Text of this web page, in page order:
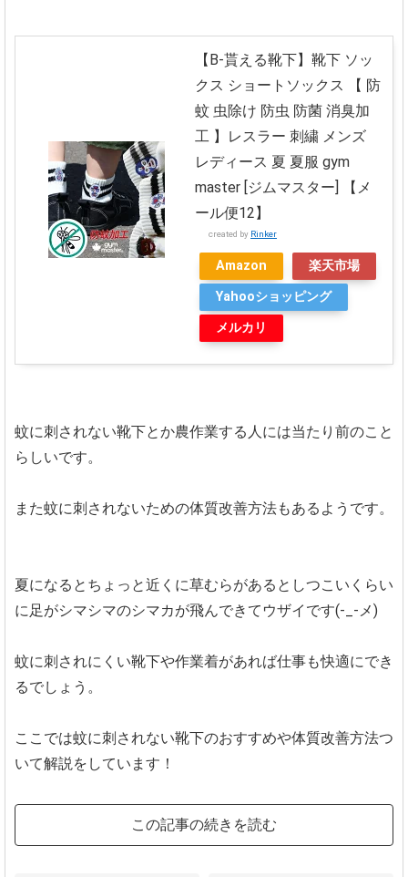
【B-貰える靴下】靴下 ソッ
クス ショートソックス 【 防
蚊 虫除け 防虫 防菌 消臭加
工 】レスラー 刺繍 メンズ
レディース 夏 夏服 gym
master [ジムマスター] 【メ
ール便12】
created by Rinker
Amazon
楽天市場
Yahooショッピング
メルカリ
蚊に刺されない靴下とか農作業する人には当たり前のこと
らしいです。
また蚊に刺されないための体質改善方法もあるようです。
夏になるとちょっと近くに草むらがあるとしつこいくらい
に足がシマシマのシマカが飛んできてウザイです(-_-メ)
蚊に刺されにくい靴下や作業着があれば仕事も快適にでき
るでしょう。
ここでは蚊に刺されない靴下のおすすめや体質改善方法つ
いて解説をしています！
この記事の続きを読む